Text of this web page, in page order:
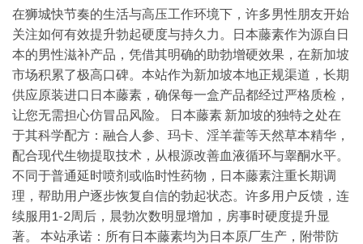
在狮城快节奏的生活与高压工作环境下，许多男性朋友开始
关注如何有效提升勃起硬度与持久力。日本藤素作为源自日
本的男性滋补产品，凭借其明确的助勃增硬效果，在新加坡
市场积累了极高口碑。本站作为新加坡本地正规渠道，长期
供应原装进口日本藤素，确保每一盒产品都经过严格质检，
让您无需担心仿冒品风险。 日本藤素 新加坡的独特之处在
于其科学配方：融合人参、玛卡、淫羊藿等天然草本精华，
配合现代生物提取技术，从根源改善血液循环与睾酮水平。
不同于普通延时喷剂或临时性药物，日本藤素注重长期调
理，帮助用户逐步恢复自信的勃起状态。许多用户反馈，连
续服用1-2周后，晨勃次数明显增加，房事时硬度提升显
著。 本站承诺：所有日本藤素均为日本原厂生产，附带防